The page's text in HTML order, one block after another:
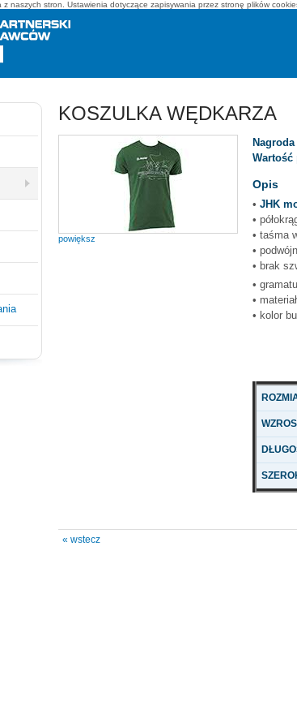
naszych stron. Ustawienia dotyczące zapisywania przez stronę plików
KOSZULKA WĘDKARZA
powiększ
Wartość
Opis
• JHK
•
• taśma
•
• brak
•
•
• kolor
« wstecz